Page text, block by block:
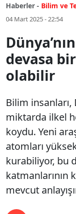
Haberler - Bilim ve
04 Mart 2025 - 22:54
devasa
olabilir
Bilim insanları,
miktarda ilkel
koydu. Yeni
atomları
kurabiliyor, bu
katmanlarının
mevcut